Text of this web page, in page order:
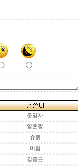
운영자
영훈짱
슈윈
미림
김종근